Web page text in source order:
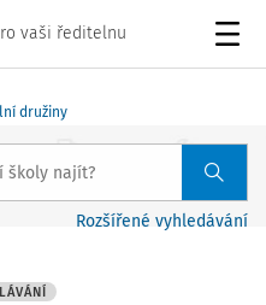
vaši ředitelnu
družiny
Rozšířené vyhledávání